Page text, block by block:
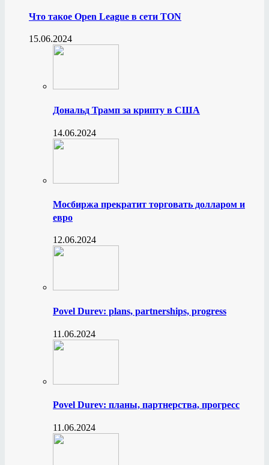
Что такое Open League в сети TON
15.06.2024
Дональд Трамп за крипту в США
14.06.2024
Мосбиржа прекратит торговать долларом и
евро
12.06.2024
Povel Durev: plans, partnerships, progress
11.06.2024
Povel Durev: планы, партнерства, прогресс
11.06.2024